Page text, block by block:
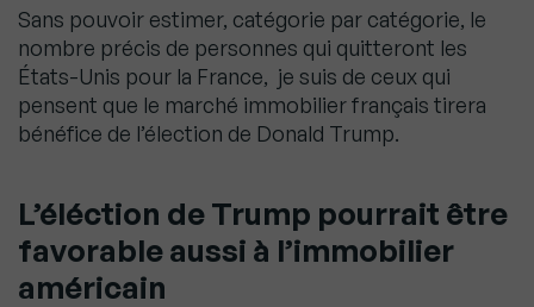
Sans pouvoir estimer, catégorie par catégorie, le
nombre précis de personnes qui quitteront les
États-Unis pour la France, je suis de ceux qui
pensent que le marché immobilier français tirera
bénéfice de l’élection de Donald Trump.
L’éléction de Trump pourrait être
favorable aussi à l’immobilier
américain